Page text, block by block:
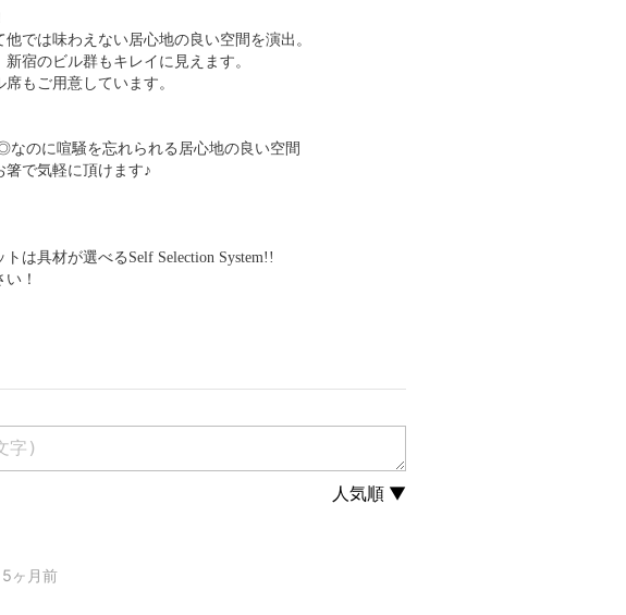
ジェクションマッピングです♪
く音響もご利用出来ます。
。
では味わえない居心地の良い空間を演出。
宿のビル群もキレイに見えます。
もご用意しています。
のに喧騒を忘れられる居心地の良い空間
で気軽に頂けます♪
は具材が選べるSelf Selection System!!